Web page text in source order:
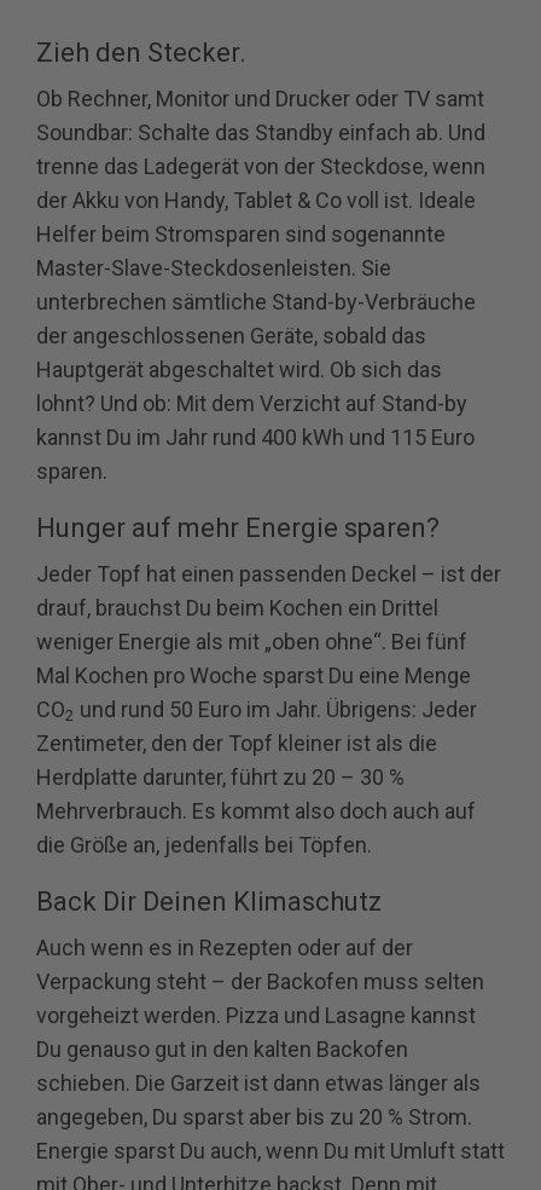
Zieh den Stecker.
Ob Rechner, Monitor und Drucker oder TV samt
Soundbar: Schalte das Standby einfach ab. Und
trenne das Ladegerät von der Steckdose, wenn
der Akku von Handy, Tablet & Co voll ist. Ideale
Helfer beim Stromsparen sind sogenannte
Master-Slave-Steckdosenleisten. Sie
unterbrechen sämtliche Stand-by-Verbräuche
der angeschlossenen Geräte, sobald das
Hauptgerät abgeschaltet wird. Ob sich das
lohnt? Und ob: Mit dem Verzicht auf Stand-by
kannst Du im Jahr rund 400 kWh und 115 Euro
sparen.
Hunger auf mehr Energie sparen?
Jeder Topf hat einen passenden Deckel – ist der
drauf, brauchst Du beim Kochen ein Drittel
weniger Energie als mit „oben ohne“. Bei fünf
Mal Kochen pro Woche sparst Du eine Menge
CO2 und rund 50 Euro im Jahr. Übrigens: Jeder
Zentimeter, den der Topf kleiner ist als die
Herdplatte darunter, führt zu 20 – 30 %
Mehrverbrauch. Es kommt also doch auch auf
die Größe an, jedenfalls bei Töpfen.
Back Dir Deinen Klimaschutz
Auch wenn es in Rezepten oder auf der
Verpackung steht – der Backofen muss selten
vorgeheizt werden. Pizza und Lasagne kannst
Du genauso gut in den kalten Backofen
schieben. Die Garzeit ist dann etwas länger als
angegeben, Du sparst aber bis zu 20 % Strom.
Energie sparst Du auch, wenn Du mit Umluft statt
mit Ober- und Unterhitze backst. Denn mit